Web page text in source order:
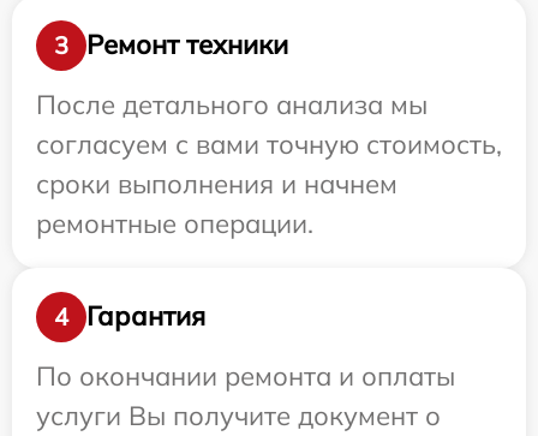
3
Ремонт техники
После детального анализа мы
согласуем с вами точную стоимость,
сроки выполнения и начнем
ремонтные операции.
4
Гарантия
По окончании ремонта и оплаты
услуги Вы получите документ о